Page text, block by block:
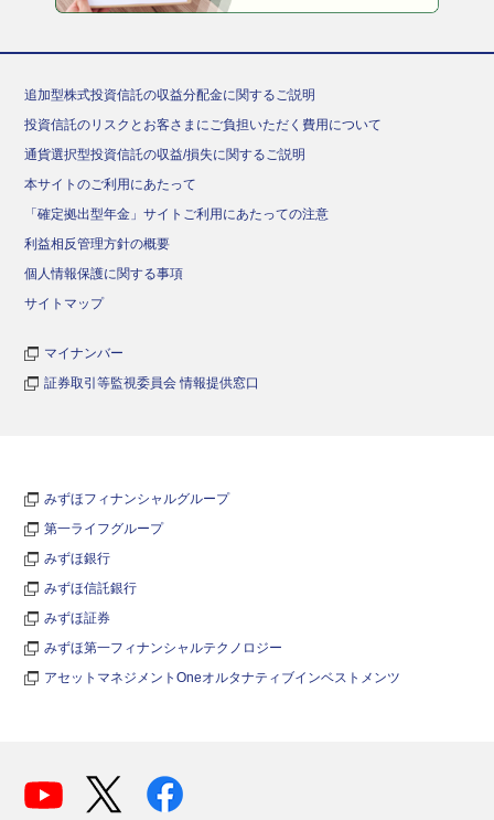
追加型株式投資信託の収益分配金に関するご説明
投資信託のリスクとお客さまにご負担いただく費用について
通貨選択型投資信託の収益/損失に関するご説明
本サイトのご利用にあたって
「確定拠出型年金」サイトご利用にあたっての注意
利益相反管理方針の概要
個人情報保護に関する事項
サイトマップ
マイナンバー
証券取引等監視委員会 情報提供窓口
みずほフィナンシャルグループ
第一ライフグループ
みずほ銀行
みずほ信託銀行
みずほ証券
みずほ第一フィナンシャルテクノロジー
アセットマネジメントOneオルタナティブインベストメンツ